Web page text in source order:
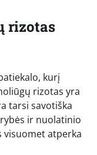
rizotas
kurį
rizotas yra
tarsi savotiška
ir nuolatinio
visuomet atperka